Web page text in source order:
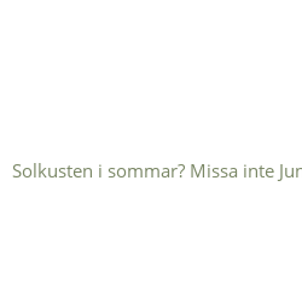
Solkusten i sommar? Missa inte